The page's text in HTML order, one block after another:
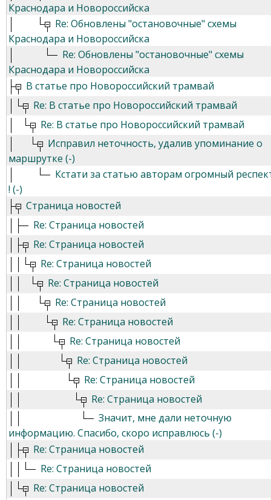
Краснодара и Новороссийска
Re: Обновлены "остановочные" схемы
Краснодара и Новороссийска
Re: Обновлены "остановочные" схемы
Краснодара и Новороссийска
В статье про Новороссийский трамвай
Re: В статье про Новороссийский трамвай
Re: В статье про Новороссийский трамвай
Исправил неточность, удалив упоминание о
маршрутке (-)
Кстати за статью авторам огромный
! (-)
Страница новостей
Re: Страница новостей
Re: Страница новостей
Re: Страница новостей
Re: Страница новостей
Re: Страница новостей
Re: Страница новостей
Re: Страница новостей
Re: Страница новостей
Re: Страница новостей
Re: Страница новостей
Значит, мне дали неточную
информацию. Спасибо, скоро исправлюсь (-)
Re: Страница новостей
Re: Страница новостей
Re: Страница новостей